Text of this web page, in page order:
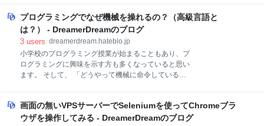
耳用のゴムも不要です。 dreamerdream.hateblo.jp ＜
実際に作ったマスク＞ 材料・必要な道具 不織布水切り
ネット 日本サニパック 水切りネット
センサー、抵抗タイプ圧力力センサー、高精度感圧セ
ンサー、薄膜型マイクロ感受性、監視、スマートスイ
ッチ、スマートエレクトロニクス、ロボットに使用さ
れます Watris Veiyi Amazon これらは圧力によって抵
抗値が変わるというセンサーで、圧力が加わると電気
が流れやすくなるようにした簡易的な測定センサーで
らはセンサを金属等に貼付けて使用するもので金属の
ひずみ具合を検知するためのセンサです。 回路にアン
プを使ったり、なんちゃらって四角く抵
プログラミングでなぜ機械を操れるの？（高級言語と
は？） - DreamerDreamのブログ
3 users dreamerdream.hateblo.jp
小学校のプログラミング授業が始まることもあり、プ
ログラミングに興味を示す方も多くなっていると思い
ます。 そして、 「どうやって機械に命令している
本語は理解できないの？」 という素朴な疑問は多くの
初学者が抱くことでしょう。 まず始めに、コンピュー
画面の無いVPSサーバーでSeleniumを使ってChromeブラ
ウザを操作してみる - DreamerDreamのブログ